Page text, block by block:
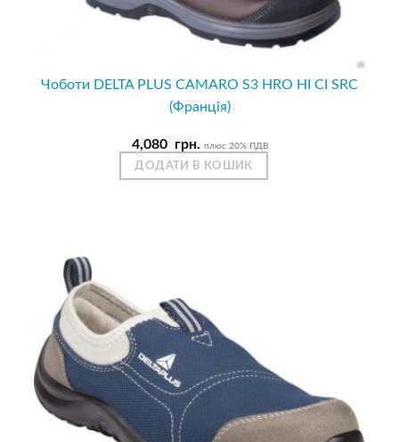
Чоботи DELTA PLUS CAMARO S3 HRO HI CI SRC
(Франція)
4,080 грн. плюс 20% ПДВ
ДОДАТИ В КОШИК